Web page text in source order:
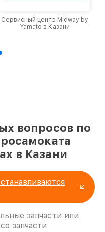
Сервисный центр Midway by
Yamato в Казани
вопросов по
в Казани
запчасти или
запчасти